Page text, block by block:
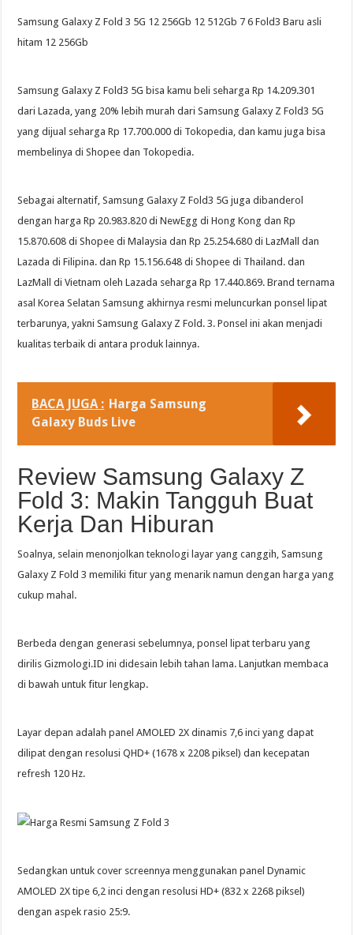
Samsung Galaxy Z Fold 3 5G 12 256Gb 12 512Gb 7 6 Fold3 Baru asli
hitam 12 256Gb
Samsung Galaxy Z Fold3 5G bisa kamu beli seharga Rp 14.209.301
dari Lazada, yang 20% ​​lebih murah dari Samsung Galaxy Z Fold3 5G
yang dijual seharga Rp 17.700.000 di Tokopedia, dan kamu juga bisa
membelinya di Shopee dan Tokopedia.
Sebagai alternatif, Samsung Galaxy Z Fold3 5G juga dibanderol
dengan harga Rp 20.983.820 di NewEgg di Hong Kong dan Rp
15.870.608 di Shopee di Malaysia dan Rp 25.254.680 di LazMall dan
Lazada di Filipina. dan Rp 15.156.648 di Shopee di Thailand. dan
LazMall di Vietnam oleh Lazada seharga Rp 17.440.869. Brand ternama
asal Korea Selatan Samsung akhirnya resmi meluncurkan ponsel lipat
terbarunya, yakni Samsung Galaxy Z Fold. 3. Ponsel ini akan menjadi
kualitas terbaik di antara produk lainnya.
BACA JUGA : Harga Samsung
Galaxy Buds Live
Review Samsung Galaxy Z
Fold 3: Makin Tangguh Buat
Kerja Dan Hiburan
Soalnya, selain menonjolkan teknologi layar yang canggih, Samsung
Galaxy Z Fold 3 memiliki fitur yang menarik namun dengan harga yang
cukup mahal.
Berbeda dengan generasi sebelumnya, ponsel lipat terbaru yang
dirilis Gizmologi.ID ini didesain lebih tahan lama. Lanjutkan membaca
di bawah untuk fitur lengkap.
Layar depan adalah panel AMOLED 2X dinamis 7,6 inci yang dapat
dilipat dengan resolusi QHD+ (1678 x 2208 piksel) dan kecepatan
refresh 120 Hz.
Sedangkan untuk cover screennya menggunakan panel Dynamic
AMOLED 2X tipe 6,2 inci dengan resolusi HD+ (832 x 2268 piksel)
dengan aspek rasio 25:9.